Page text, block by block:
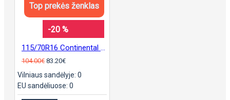
Top prekės ženklas
-20 %
104.00€ 83.20€
Vilniaus sandėlyje: 0
EU sandėliuose: 0